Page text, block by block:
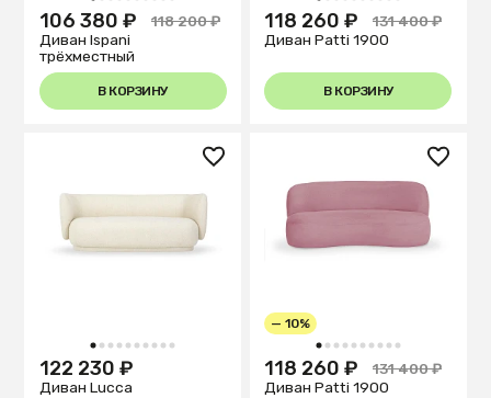
106 380 ₽
118 200 ₽
Диван Ispani
трёхместный
В КОРЗИНУ
118 260 ₽
131 400 ₽
Диван Patti 1900
В КОРЗИНУ
1 2 3 4 5 6 7 8 9 10
122 230 ₽
Диван Lucca
1 2 3 4 5 6 7 8 9 10
— 10%
118 260 ₽
131 400 ₽
Диван Patti 1900